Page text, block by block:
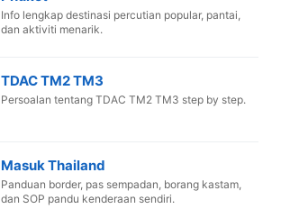
Info lengkap destinasi percutian popular, pantai,
dan aktiviti menarik.
TDAC TM2 TM3
Persoalan tentang TDAC TM2 TM3 step by step.
Masuk Thailand
Panduan border, pas sempadan, borang kastam,
dan SOP pandu kenderaan sendiri.